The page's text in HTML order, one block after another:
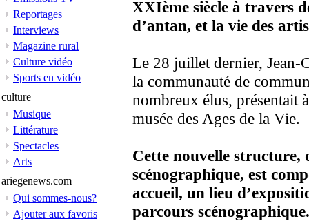
Reportages
Interviews
Magazine rural
Culture vidéo
Sports en vidéo
culture
Musique
Littérature
Spectacles
Arts
ariegenews.com
Qui sommes-nous?
Ajouter aux favoris
XXIème siècle à travers
d’antan, et la vie des
Le 28 juillet dernier, Jean-
la communauté de
nombreux élus, présentait
musée des Ages de la Vie.
Cette nouvelle
scénographique, est
accueil, un lieu
parcours scénographique.